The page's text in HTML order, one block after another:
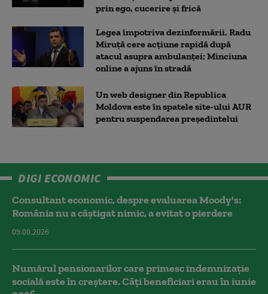
prin ego, cucerire și frică
Legea împotriva dezinformării. Radu
Miruță cere acțiune rapidă după
atacul asupra ambulanței: Minciuna
online a ajuns în stradă
Un web designer din Republica
Moldova este în spatele site-ului AUR
pentru suspendarea președintelui
DIGI ECONOMIC
Consultant economic, despre evaluarea Moody's:
România nu a câştigat nimic, a evitat o pierdere
09.08.2026
Numărul pensionarilor care primesc indemnizaţie
socială este în creștere. Câți beneficiari erau în iunie